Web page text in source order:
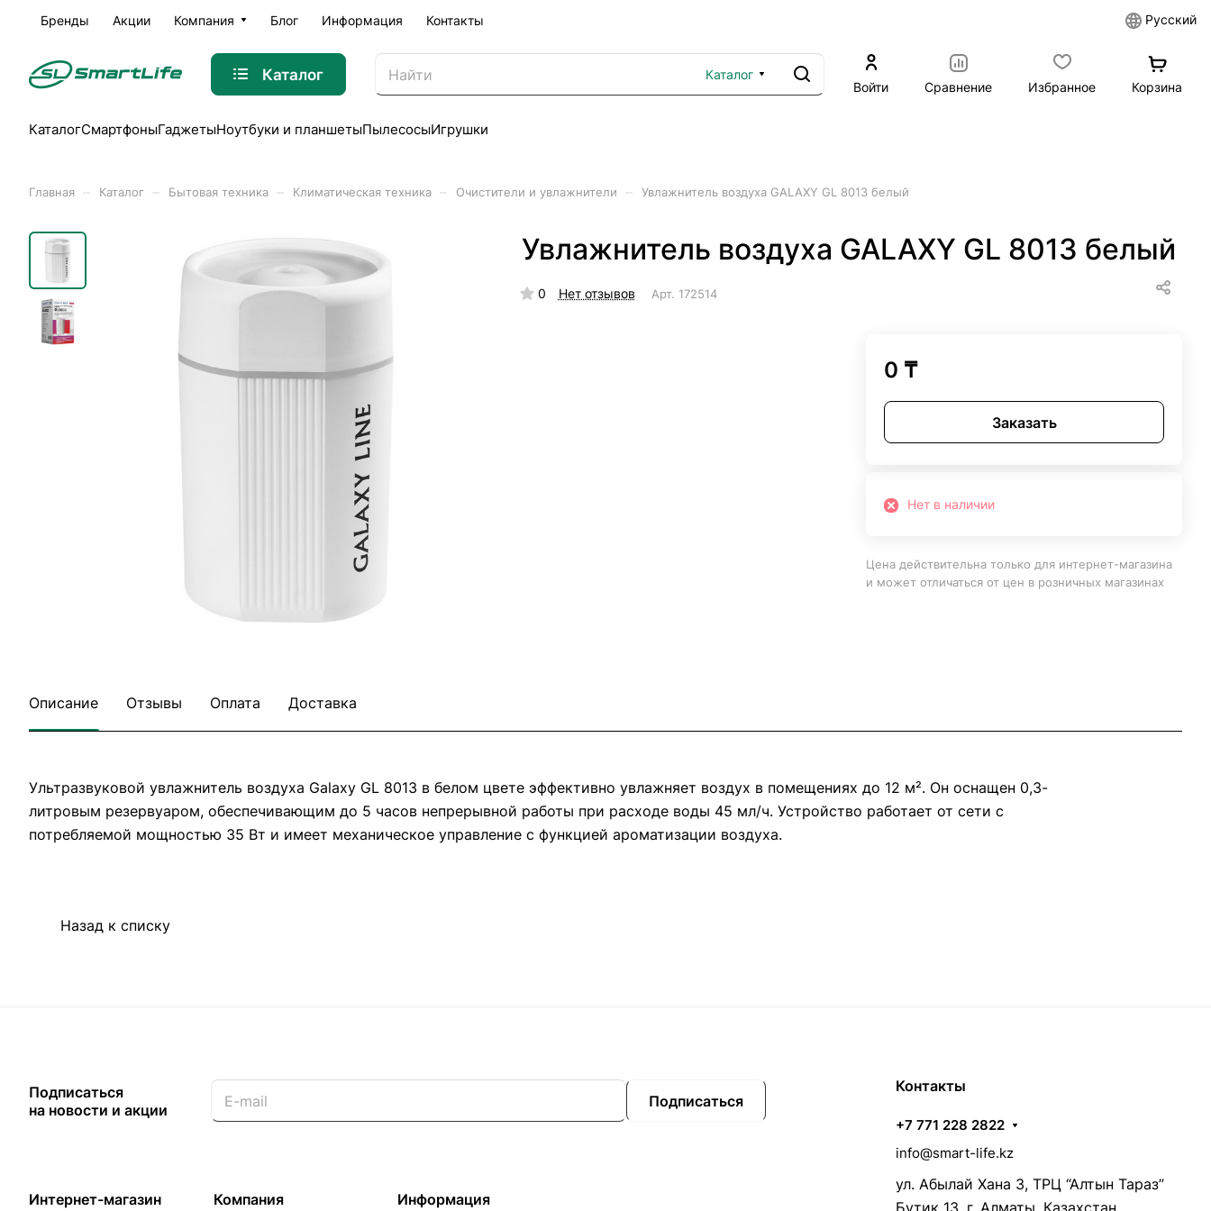
Бренды Акции Компания Блог Информация Контакты Русский
Каталог
Каталог
Войти
Сравнение Избранное Корзина
КаталогСмартфоныГаджетыНоутбуки и планшетыПылесосыИгрушки
Главная Каталог Бытовая техника Климатическая техника Очистители и увлажнители Увлажнитель воздуха GALAXY GL 8013 белый
Увлажнитель воздуха GALAXY GL 8013 белый
0 Нет отзывов Арт. 172514
0 ₸
Заказать
Нет в наличии
Цена действительна только для интернет-магазина
и может отличаться от цен в розничных магазинах
Описание Отзывы Оплата Доставка
Ультразвуковой увлажнитель воздуха Galaxy GL 8013 в белом цвете эффективно увлажняет воздух в помещениях до 12 м². Он оснащен 0,3-
литровым резервуаром, обеспечивающим до 5 часов непрерывной работы при расходе воды 45 мл/ч. Устройство работает от сети с
потребляемой мощностью 35 Вт и имеет механическое управление с функцией ароматизации воздуха.
Назад к списку
Подписаться
на новости и акции
Подписаться
Интернет-магазин Компания Информация
Контакты
+7 771 228 2822
info@smart-life.kz
ул. Абылай Хана 3, ТРЦ “Алтын Тараз”
Бутик 13, г. Алматы, Казахстан